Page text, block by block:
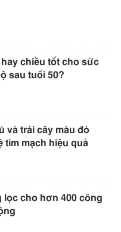
chiều tốt cho sức
sau tuổi 50?
và trái cây màu đỏ
tim mạch hiệu quả
lọc cho hơn 400 công